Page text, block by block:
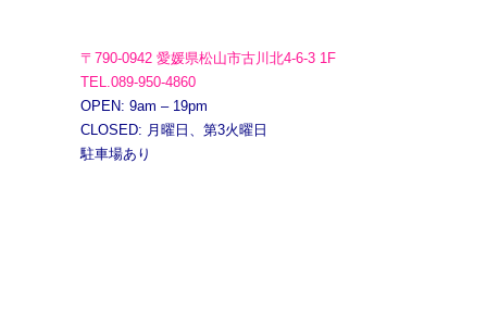
〒790-0942 愛媛県松山市古川北4-6-3 1F
TEL.089-950-4860
OPEN: 9am – 19pm
CLOSED: 月曜日、第3火曜日
駐車場あり